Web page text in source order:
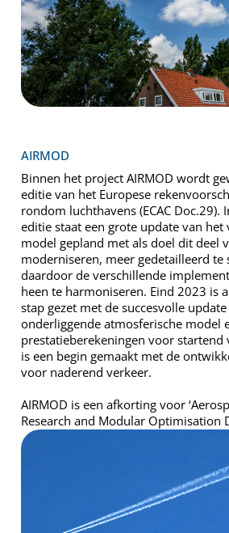
AIRMOD
Binnen het project AIRMOD wordt
editie van het Europese
rondom luchthavens (ECAC Doc.29).
editie staat een grote update van het
model gepland met als doel dit deel
moderniseren, meer gedetailleerd te
daardoor de verschillende
heen te harmoniseren. Eind 2023 is
stap gezet met de succesvolle
onderliggende atmosferische model
prestatieberekeningen voor startend
is een begin gemaakt met de
voor naderend verkeer.
AIRMOD is een afkorting voor
Research and Modular Optimisation